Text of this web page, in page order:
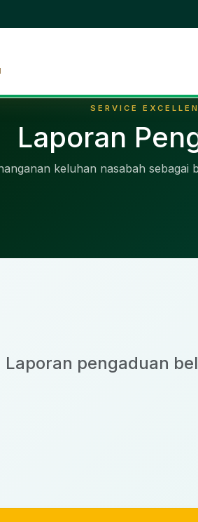
SERVICE
Laporan
keluhan nasabah sebagai
Laporan pengaduan